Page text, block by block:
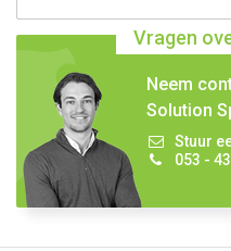
Vragen
Neem
Solution
Stuur
053 -